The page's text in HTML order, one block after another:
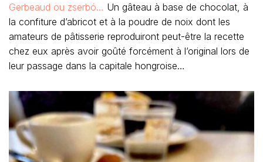
Gerbeaud ou zserbó… Un gâteau à base de chocolat, à
la confiture d’abricot et à la poudre de noix dont les
amateurs de pâtisserie reproduiront peut-être la recette
chez eux après avoir goûté forcément à l’original lors de
leur passage dans la capitale hongroise…